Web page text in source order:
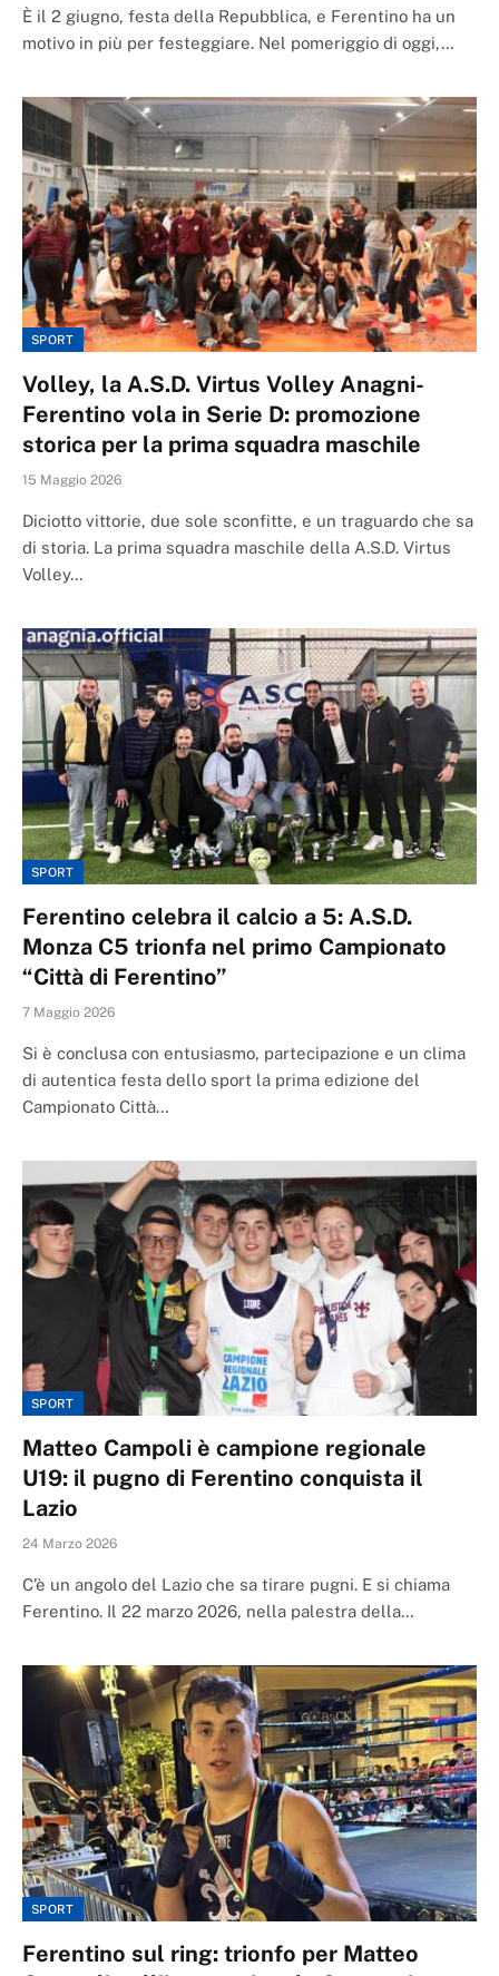
È il 2 giugno, festa della Repubblica, e Ferentino ha un
motivo in più per festeggiare. Nel pomeriggio di oggi,…
SPORT
Volley, la A.S.D. Virtus Volley Anagni-
Ferentino vola in Serie D: promozione
storica per la prima squadra maschile
15 Maggio 2026
Diciotto vittorie, due sole sconfitte, e un traguardo che sa
di storia. La prima squadra maschile della A.S.D. Virtus
Volley…
SPORT
Ferentino celebra il calcio a 5: A.S.D.
Monza C5 trionfa nel primo Campionato
“Città di Ferentino”
7 Maggio 2026
Si è conclusa con entusiasmo, partecipazione e un clima
di autentica festa dello sport la prima edizione del
Campionato Città…
SPORT
Matteo Campoli è campione regionale
U19: il pugno di Ferentino conquista il
Lazio
24 Marzo 2026
C’è un angolo del Lazio che sa tirare pugni. E si chiama
Ferentino. Il 22 marzo 2026, nella palestra della…
SPORT
Ferentino sul ring: trionfo per Matteo